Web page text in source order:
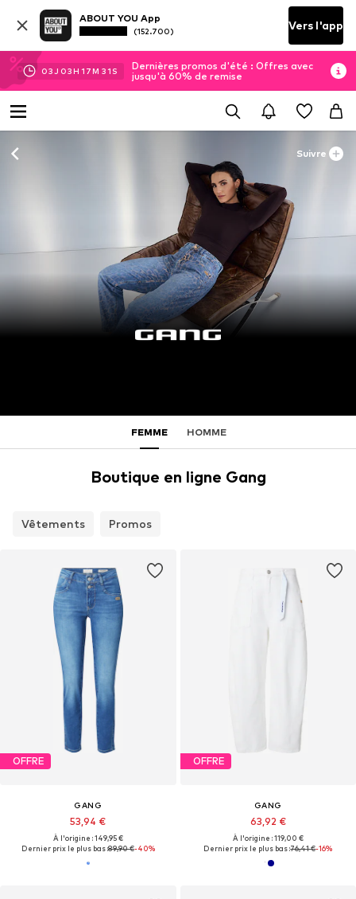
ABOUT YOU App
(152.700) Vers l'app
03J 03H 17M 30S
Dernières promos d'été : Offres avec
jusqu'à 60% de remise
Suivre
FEMME HOMME
Boutique en ligne Gang
Vêtements Promos
OFFRE
GANG
53,94 €
À l'origine : 149,95 €
Dernier prix le plus bas :89,90 €-40%
OFFRE
GANG
63,92 €
À l'origine : 119,00 €
Dernier prix le plus bas :76,41 €-16%